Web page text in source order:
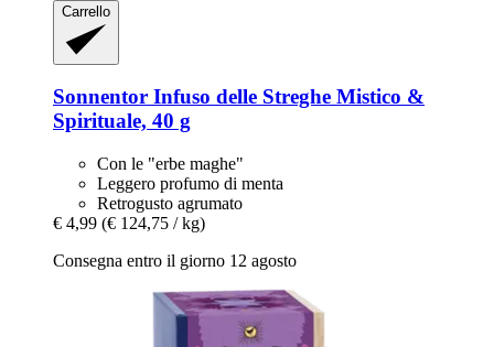
Carrello
Sonnentor Infuso delle Streghe Mistico &
Spirituale, 40 g
Con le "erbe maghe"
Leggero profumo di menta
Retrogusto agrumato
€ 4,99 (€ 124,75 / kg)
Consegna entro il giorno 12 agosto